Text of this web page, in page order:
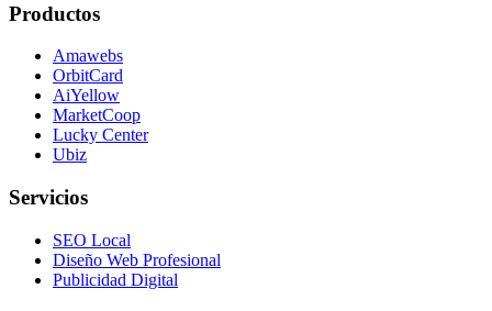
Productos
Amawebs
OrbitCard
AiYellow
MarketCoop
Lucky Center
Ubiz
Servicios
SEO Local
Diseño Web Profesional
Publicidad Digital